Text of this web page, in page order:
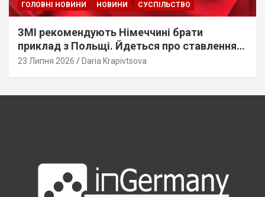
ГОЛОВНІ НОВИНИ НОВИНИ СУСПІЛЬСТВО
ЗМІ рекомендують Німеччині брати
приклад з Польщі. Йдеться про ставлення
до українців
23 Липня 2026 Daria Krapivtsova